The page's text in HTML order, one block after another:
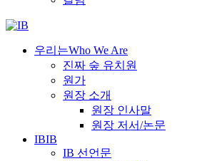
우리는Who We Are
진짜 숲 유치원
원가
원장 소개
원장 인사말
원장 저서/논문
IBIB
IB 선언문